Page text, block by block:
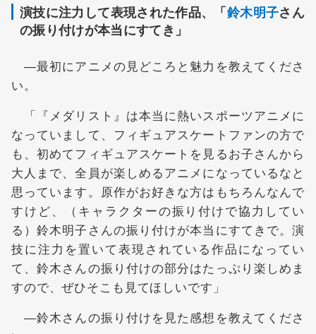
演技に注力して表現された作品、「鈴木明子さん
の振り付けが本当にすてき」
―最初にアニメの見どころと魅力を教えてくださ
い。
「『メダリスト』は本当に熱いスポーツアニメに
なっていまして、フィギュアスケートファンの方で
も、初めてフィギュアスケートを見るお子さんから
大人まで、全員が楽しめるアニメになっているなと
思っています。原作がお好きな方はもちろんなんで
すけど、（キャラクターの振り付けで協力してい
る）鈴木明子さんの振り付けが本当にすてきで。演
技に注力を置いて表現されている作品になってい
て、鈴木さんの振り付けの部分はたっぷり楽しめま
すので、ぜひそこも見てほしいです」
―鈴木さんの振り付けを見た感想を教えてくださ